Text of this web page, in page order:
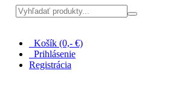
Košík (0,- €)
Prihlásenie
Registrácia